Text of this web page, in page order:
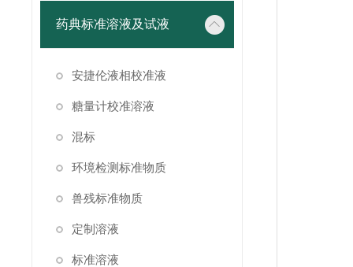
药典标准溶液及试液
安捷伦液相校准液
糖量计校准溶液
混标
环境检测标准物质
兽残标准物质
定制溶液
标准溶液